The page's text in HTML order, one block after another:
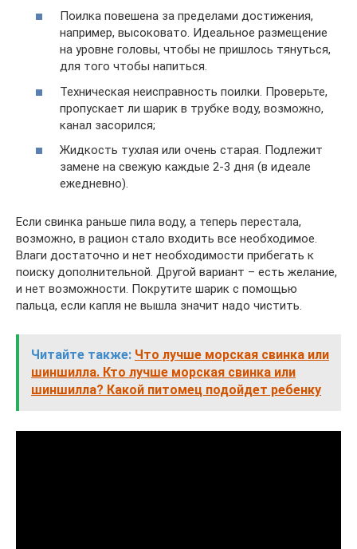
Поилка повешена за пределами достижения,
например, высоковато. Идеальное размещение
на уровне головы, чтобы не пришлось тянуться,
для того чтобы напиться.
Техническая неисправность поилки. Проверьте,
пропускает ли шарик в трубке воду, возможно,
канал засорился;
Жидкость тухлая или очень старая. Подлежит
замене на свежую каждые 2-3 дня (в идеале
ежедневно).
Если свинка раньше пила воду, а теперь перестала,
возможно, в рацион стало входить все необходимое.
Влаги достаточно и нет необходимости прибегать к
поиску дополнительной. Другой вариант – есть желание,
и нет возможности. Покрутите шарик с помощью
пальца, если капля не вышла значит надо чистить.
Читайте также: Что лучше морская свинка или
шиншилла. Кто лучше морская свинка или
шиншилла? Какой питомец подойдет ребенку